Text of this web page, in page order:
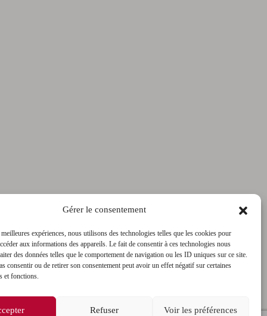
Gérer le consentement
expériences, nous utilisons des technologies telles que les cookies pour
aux informations des appareils. Le fait de consentir à ces technologies nous
des données telles que le comportement de navigation ou les ID uniques sur ce site.
consentir ou de retirer son consentement peut avoir un effet négatif sur certaines
et fonctions.
Refuser Voir les préférences